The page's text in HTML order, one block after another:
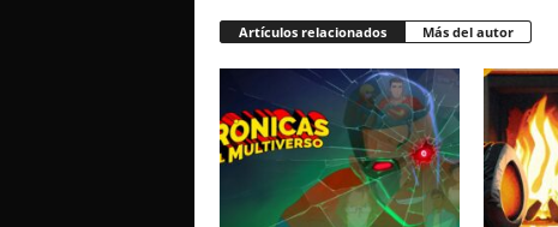
Artículos relacionados Más del autor